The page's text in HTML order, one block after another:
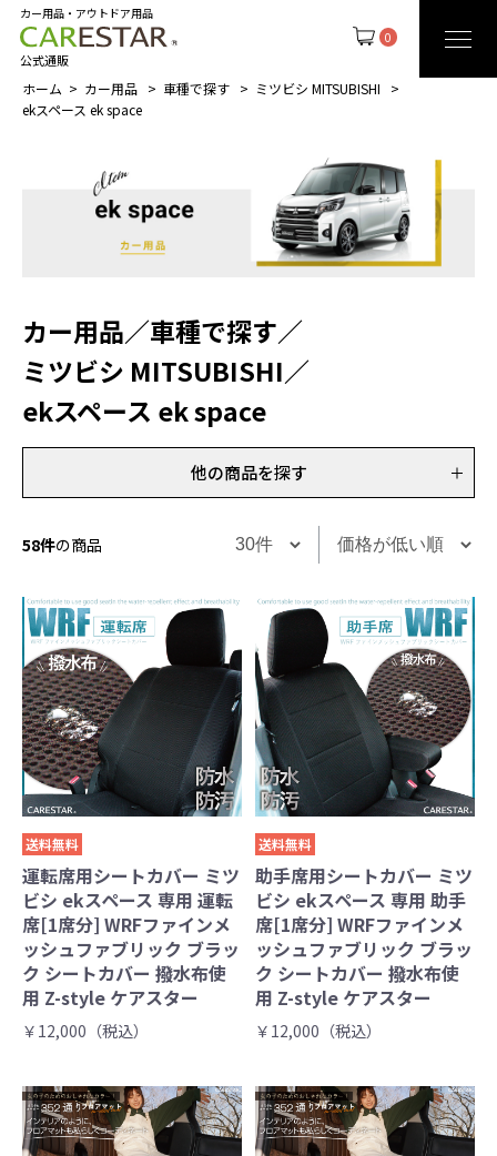
0
カー用品・アウトドア用品
公式通販
ホーム カー用品 車種で探す
ミツビシ MITSUBISHI
ekスペース ek space
カー用品／車種で探す／
ミツビシ MITSUBISHI／
ekスペース ek space
他の商品を探す
58件の商品
送料無料
運転席用シートカバー ミツ
ビシ ekスペース 専用 運転
席[1席分] WRFファインメ
ッシュファブリック ブラッ
ク シートカバー 撥水布使
用 Z-style ケアスター
￥12,000（税込）
送料無料
助手席用シートカバー ミツ
ビシ ekスペース 専用 助手
席[1席分] WRFファインメ
ッシュファブリック ブラッ
ク シートカバー 撥水布使
用 Z-style ケアスター
￥12,000（税込）